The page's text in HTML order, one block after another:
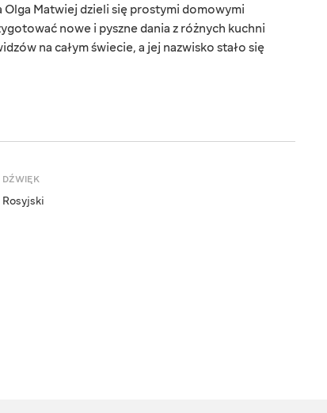
Matwiej dzieli się prostymi domowymi
nowe i pyszne dania z różnych kuchni
na całym świecie, a jej nazwisko stało się
DŹWIĘK
Rosyjski